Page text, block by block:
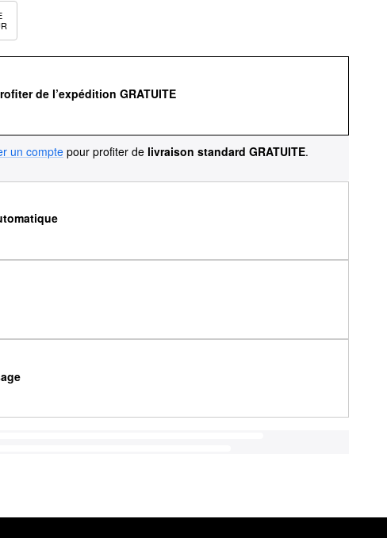
de l’expédition GRATUITE
un compte pour profiter de livraison standard GRATUITE.